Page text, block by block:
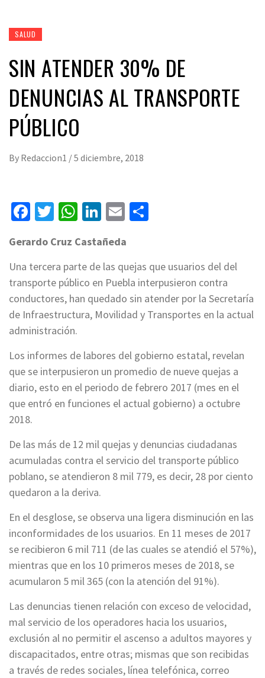
SALUD
SIN ATENDER 30% DE
DENUNCIAS AL TRANSPORTE
PÚBLICO
By Redaccion1 /5 diciembre, 2018
Facebook
Twitter
WhatsApp
LinkedIn
Email
Gerardo Cruz Castañeda
Una tercera parte de las quejas que usuarios del del
transporte público en Puebla interpusieron contra
conductores, han quedado sin atender por la Secretaría
de Infraestructura, Movilidad y Transportes en la actual
administración.
Los informes de labores del gobierno estatal, revelan
que se interpusieron un promedio de nueve quejas a
diario, esto en el periodo de febrero 2017 (mes en el
que entró en funciones el actual gobierno) a octubre
2018.
De las más de 12 mil quejas y denuncias ciudadanas
acumuladas contra el servicio del transporte público
poblano, se atendieron 8 mil 779, es decir, 28 por ciento
quedaron a la deriva.
En el desglose, se observa una ligera disminución en las
inconformidades de los usuarios. En 11 meses de 2017
se recibieron 6 mil 711 (de las cuales se atendió el 57%),
mientras que en los 10 primeros meses de 2018, se
acumularon 5 mil 365 (con la atención del 91%).
Las denuncias tienen relación con exceso de velocidad,
mal servicio de los operadores hacia los usuarios,
exclusión al no permitir el ascenso a adultos mayores y
discapacitados, entre otras; mismas que son recibidas
a través de redes sociales, línea telefónica, correo